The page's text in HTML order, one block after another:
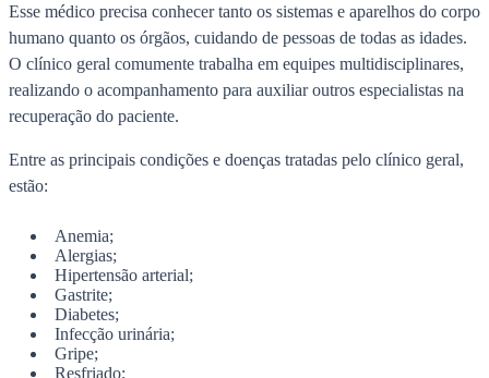
Esse médico precisa conhecer tanto os sistemas e aparelhos do corpo
humano quanto os órgãos, cuidando de pessoas de todas as idades.
O clínico geral comumente trabalha em equipes multidisciplinares,
realizando o acompanhamento para auxiliar outros especialistas na
recuperação do paciente.
Entre as principais condições e doenças tratadas pelo clínico geral,
estão:
Anemia;
Alergias;
Hipertensão arterial;
Gastrite;
Diabetes;
Infecção urinária;
Gripe;
Resfriado;